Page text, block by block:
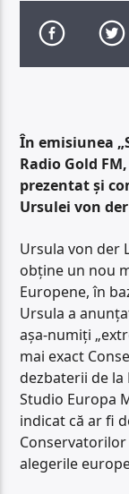
În emisiunea
Radio Gold
prezentat și
Ursulei von
Ursula von der
obține un nou
Europene, în
Ursula a
așa-numiți
mai exact
dezbaterii de
Studio Europa
indicat că ar fi
Conservatorilor
alegerile